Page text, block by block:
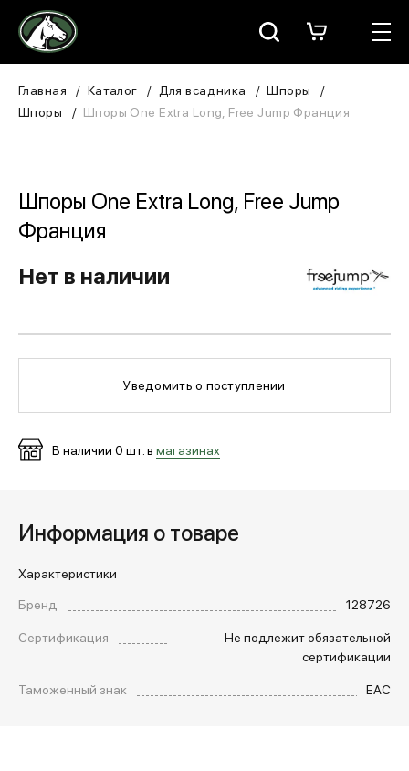
Москва
В конюшню
МЕДИА
ПОКУПАТЕЛЯМ
ОПЛАТА И ДОСТАВКА
Вход в личный кабинет
Главная Каталог Для всадника
Шпоры
Шпоры
Шпоры One Extra Long, Free Jump Франция
Шпоры One Extra Long, Free Jump
Франция
Нет в наличии
Уведомить о поступлении
В наличии 0 шт. в магазинах
Информация о товаре
Характеристики
Бренд
128726
Сертификация
Не подлежит обязательной
сертификации
Таможенный знак
EAC